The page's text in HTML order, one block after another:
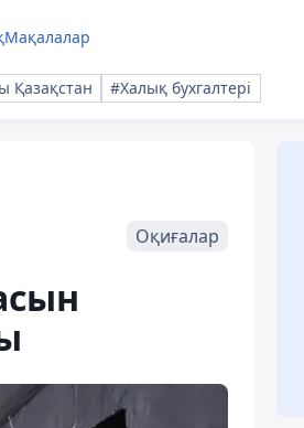
Мақалалар
Қазақстан #Халық бухгалтері
Оқиғалар